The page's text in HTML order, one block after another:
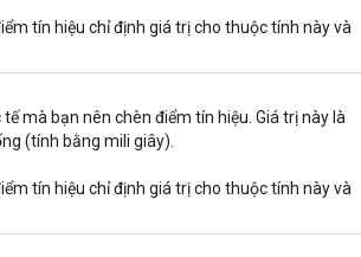
tín hiệu chỉ định giá trị cho thuộc tính này và
mà bạn nên chèn điểm tín hiệu. Giá trị này là
(tính bằng mili giây).
tín hiệu chỉ định giá trị cho thuộc tính này và